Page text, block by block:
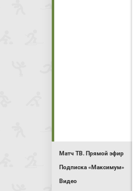
Матч ТВ. Прямой эфир
Подписка «Максимум»
Видео